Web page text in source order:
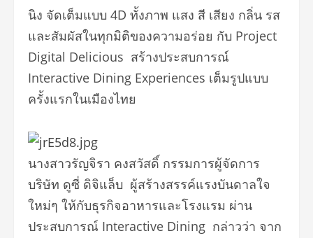
นิง จัดเต็มแบบ 4D ทั้งภาพ แสง สี เสียง กลิ่น รส
และสัมผัสในทุกมิติของความอร่อย กับ Project
Digital Delicious สร้างประสบการณ์
Interactive Dining Experiences เต็มรูปแบบ
ครั้งแรกในเมืองไทย
นางสาวรัญจิรา คงสวัสดิ์ กรรมการผู้จัดการ
บริษัท ดูซี่ ดิจิแล็บ ผู้สร้างสรรค์แรงบันดาลใจ
ใหม่ๆ ให้กับธุรกิจอาหารและโรงแรม ผ่าน
ประสบการณ์ Interactive Dining กล่าวว่า จาก